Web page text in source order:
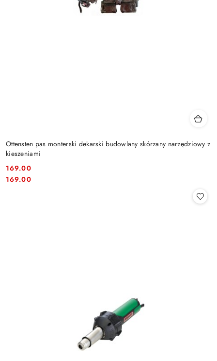
Ottensten pas monterski dekarski budowlany skórzany narzędziowy z
kieszeniami
Cena:
169.00
Cena:
169.00